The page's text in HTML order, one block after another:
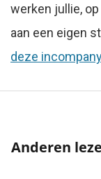
werken jullie,
aan een eigen
deze
Anderen